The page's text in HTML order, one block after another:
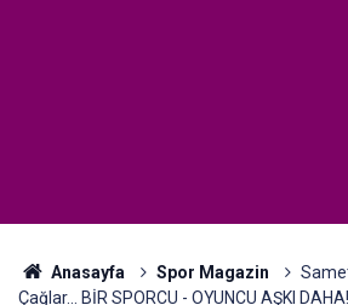
Anasayfa Spor Magazin
Çağlar... BİR SPORCU - OYUNCU AŞKI DAHA!